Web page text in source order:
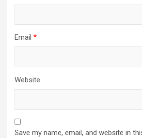
Email *
Website
Save my name, email, and website in